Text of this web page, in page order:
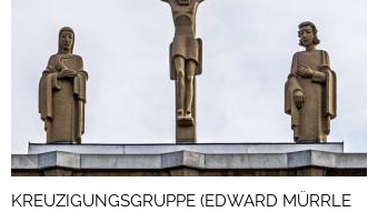
KREUZIGUNGSGRUPPE (EDWARD MÜRRLE